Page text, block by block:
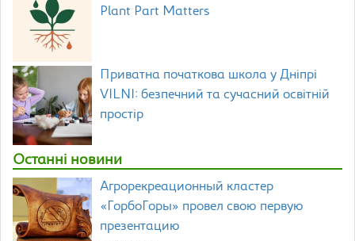
Plant Part Matters
Приватна початкова школа у Дніпрі
VILNI: безпечний та сучасний освітній
простір
Останні новини
Агрорекреационный кластер
«ГорбоГоры» провел свою первую
презентацию